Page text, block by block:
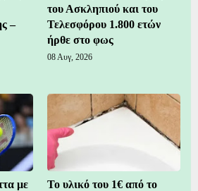
–
του Ασκληπιού και του
Τελεσφόρου 1.800 ετών
ήρθε στο φως
08 Αυγ, 2026
με
Το υλικό του 1€ από το